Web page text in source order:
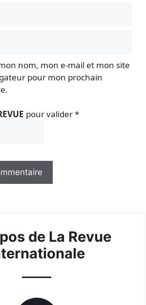
nom, mon e-mail et mon site
pour mon prochain
pour valider*
de La Revue